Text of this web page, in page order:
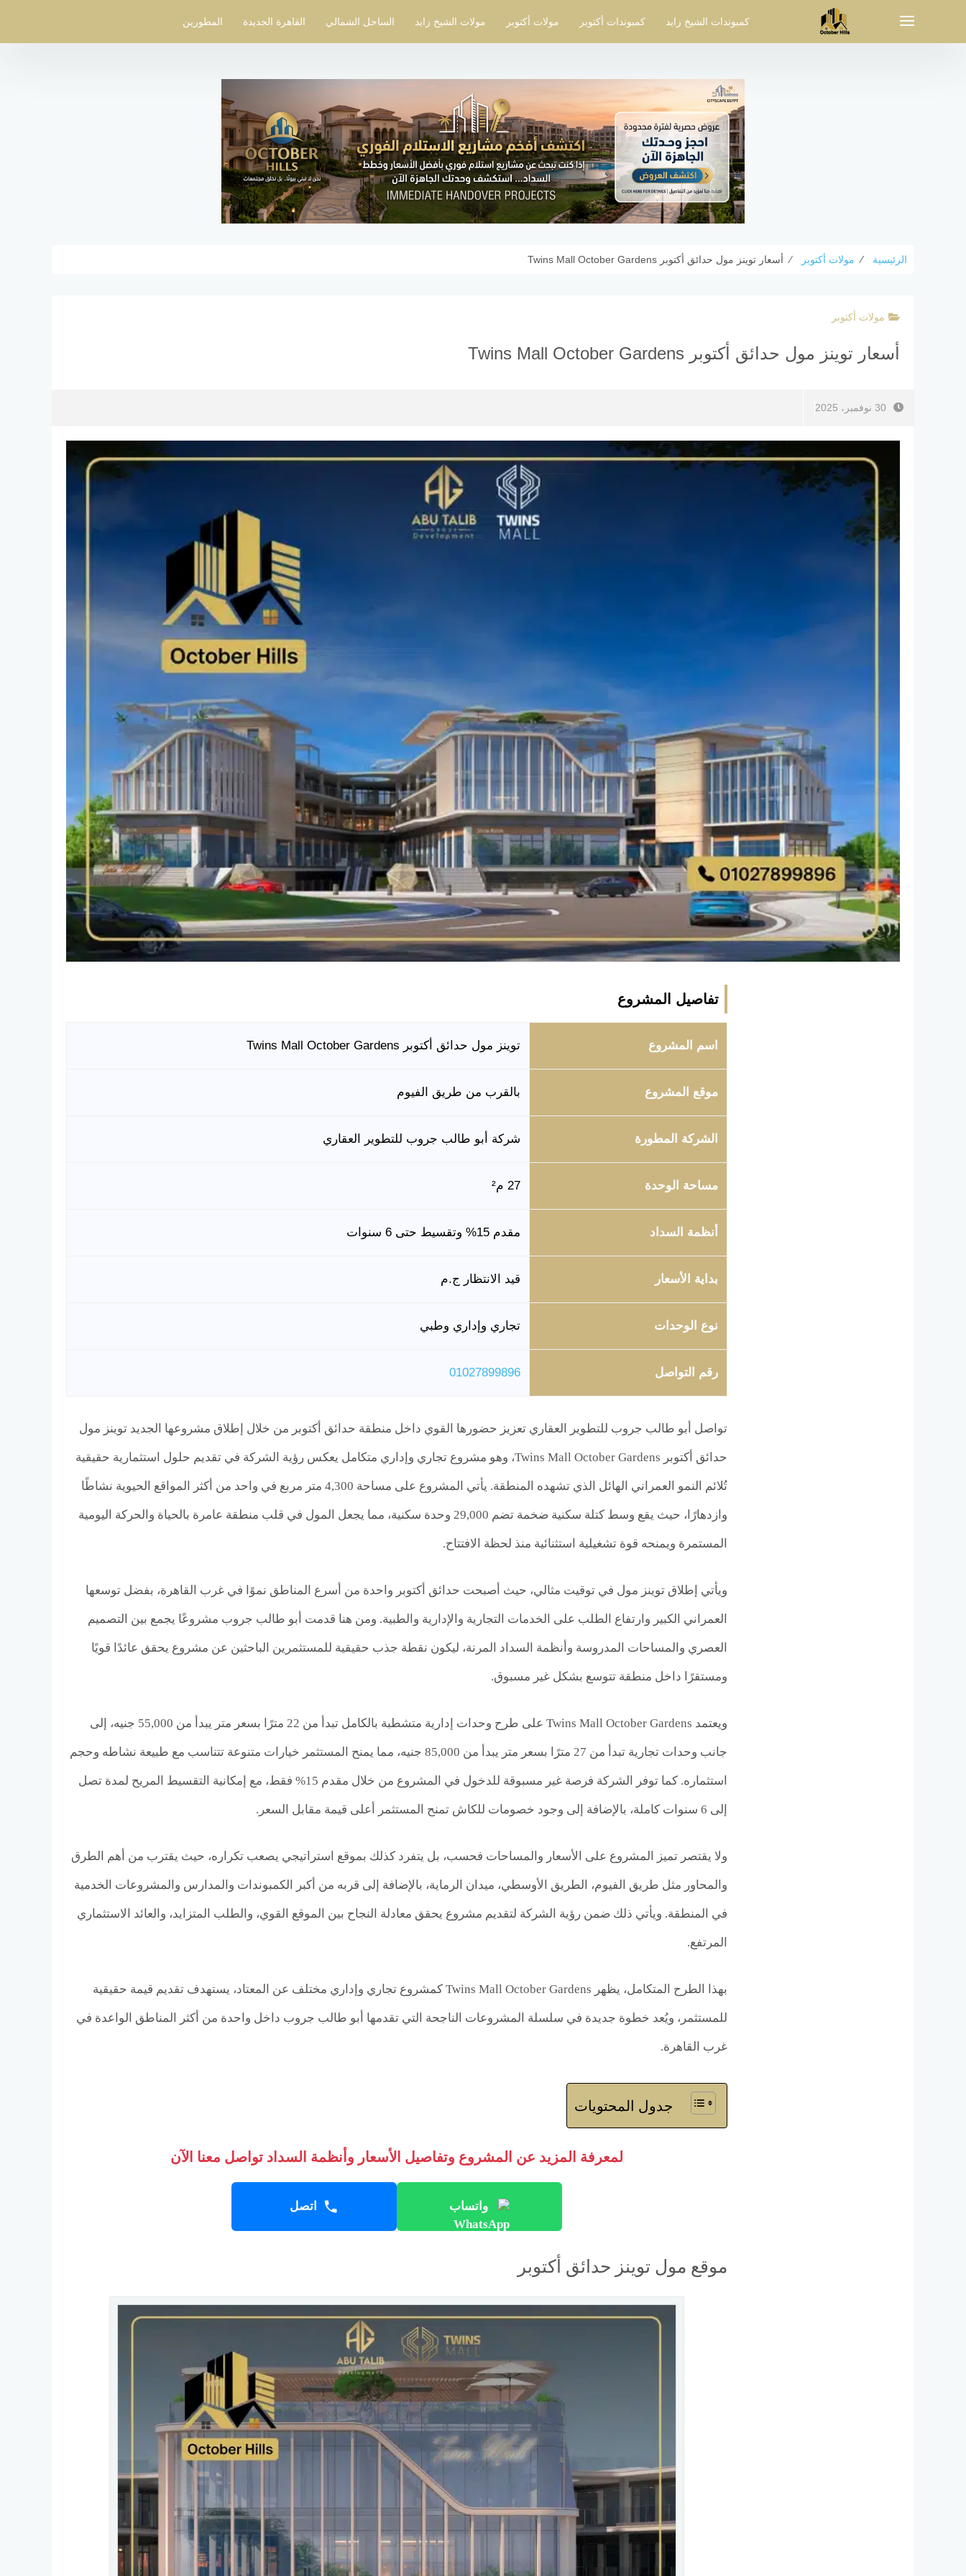
كمبوندات الشيخ زايد كمبوندات أكتوبر مولات أكتوبر مولات الشيخ زايد الساحل الشمالي القاهرة الجديدة المطورين
الرئيسية ⁄ مولات أكتوبر ⁄ أسعار توينز مول حدائق أكتوبر Twins Mall October Gardens
مولات أكتوبر
أسعار توينز مول حدائق أكتوبر Twins Mall October Gardens
30 نوفمبر، 2025
تفاصيل المشروع
اسم المشروع توينز مول حدائق أكتوبر Twins Mall October Gardens
موقع المشروع بالقرب من طريق الفيوم
الشركة المطورة شركة أبو طالب جروب للتطوير العقاري
مساحة الوحدة 27 م²
أنظمة السداد مقدم 15% وتقسيط حتى 6 سنوات
بداية الأسعار قيد الانتظار ج.م
نوع الوحدات تجاري وإداري وطبي
رقم التواصل 01027899896
تواصل أبو طالب جروب للتطوير العقاري تعزيز حضورها القوي داخل منطقة حدائق أكتوبر من خلال إطلاق مشروعها الجديد توينز مول
حدائق أكتوبر Twins Mall October Gardens، وهو مشروع تجاري وإداري متكامل يعكس رؤية الشركة في تقديم حلول استثمارية حقيقية
تُلائم النمو العمراني الهائل الذي تشهده المنطقة. يأتي المشروع على مساحة 4,300 متر مربع في واحد من أكثر المواقع الحيوية نشاطًا
وازدهارًا، حيث يقع وسط كتلة سكنية ضخمة تضم 29,000 وحدة سكنية، مما يجعل المول في قلب منطقة عامرة بالحياة والحركة اليومية
المستمرة ويمنحه قوة تشغيلية استثنائية منذ لحظة الافتتاح.
ويأتي إطلاق توينز مول في توقيت مثالي، حيث أصبحت حدائق أكتوبر واحدة من أسرع المناطق نموًا في غرب القاهرة، بفضل توسعها
العمراني الكبير وارتفاع الطلب على الخدمات التجارية والإدارية والطبية. ومن هنا قدمت أبو طالب جروب مشروعًا يجمع بين التصميم
العصري والمساحات المدروسة وأنظمة السداد المرنة، ليكون نقطة جذب حقيقية للمستثمرين الباحثين عن مشروع يحقق عائدًا قويًا
ومستقرًا داخل منطقة تتوسع بشكل غير مسبوق.
ويعتمد Twins Mall October Gardens على طرح وحدات إدارية متشطبة بالكامل تبدأ من 22 مترًا بسعر متر يبدأ من 55,000 جنيه، إلى
جانب وحدات تجارية تبدأ من 27 مترًا بسعر متر يبدأ من 85,000 جنيه، مما يمنح المستثمر خيارات متنوعة تتناسب مع طبيعة نشاطه وحجم
استثماره. كما توفر الشركة فرصة غير مسبوقة للدخول في المشروع من خلال مقدم 15% فقط، مع إمكانية التقسيط المريح لمدة تصل
إلى 6 سنوات كاملة، بالإضافة إلى وجود خصومات للكاش تمنح المستثمر أعلى قيمة مقابل السعر.
ولا يقتصر تميز المشروع على الأسعار والمساحات فحسب، بل يتفرد كذلك بموقع استراتيجي يصعب تكراره، حيث يقترب من أهم الطرق
والمحاور مثل طريق الفيوم، الطريق الأوسطي، ميدان الرماية، بالإضافة إلى قربه من أكبر الكمبوندات والمدارس والمشروعات الخدمية
في المنطقة. ويأتي ذلك ضمن رؤية الشركة لتقديم مشروع يحقق معادلة النجاح بين الموقع القوي، والطلب المتزايد، والعائد الاستثماري
المرتفع.
بهذا الطرح المتكامل، يظهر Twins Mall October Gardens كمشروع تجاري وإداري مختلف عن المعتاد، يستهدف تقديم قيمة حقيقية
للمستثمر، ويُعد خطوة جديدة في سلسلة المشروعات الناجحة التي تقدمها أبو طالب جروب داخل واحدة من أكثر المناطق الواعدة في
غرب القاهرة.
جدول المحتويات
لمعرفة المزيد عن المشروع وتفاصيل الأسعار وأنظمة السداد تواصل معنا الآن
واتساب اتصل
موقع مول توينز حدائق أكتوبر